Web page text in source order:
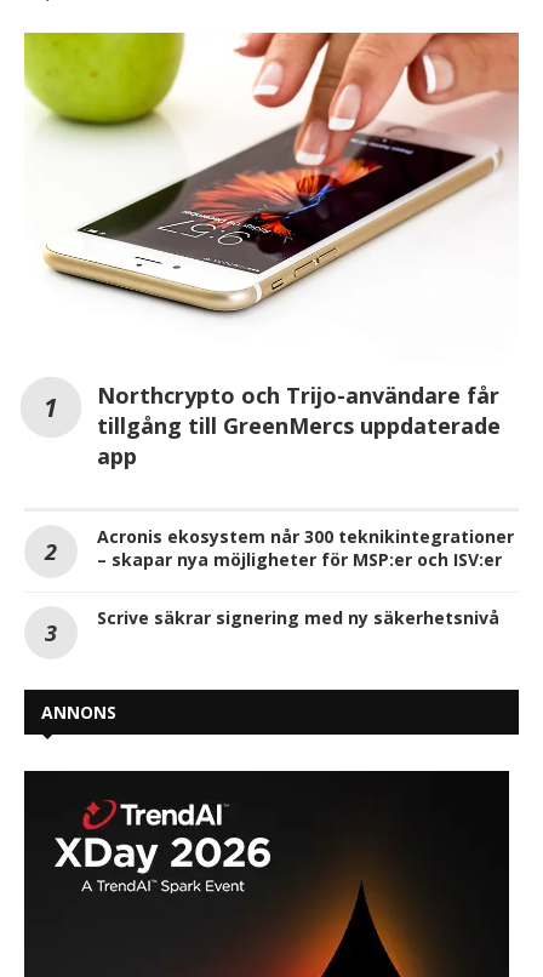
Northcrypto och Trijo-användare får
tillgång till GreenMercs uppdaterade
app
Acronis ekosystem når 300 teknikintegrationer
– skapar nya möjligheter för MSP:er och ISV:er
Scrive säkrar signering med ny säkerhetsnivå
ANNONS